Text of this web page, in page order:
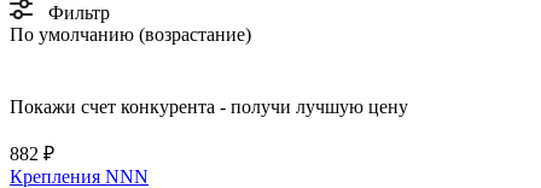
Фильтр
По умолчанию (возрастание)
Покажи счет конкурента - получи лучшую цену
882 ₽
Крепления NNN